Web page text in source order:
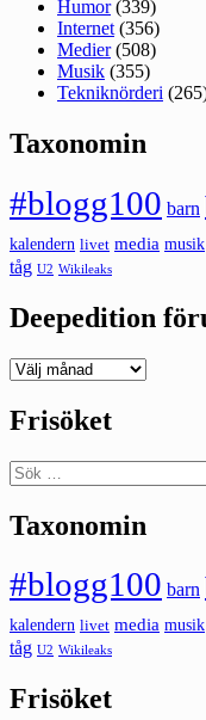
Humor(339)
Internet (356)
Medier(508)
Musik (355)
Tekniknörderi
Taxonomin
#blogg100 barn
kalendern livet media musik
tåg U2 Wikileaks
Deepedition
Deepedition
Frisöket
Sök
efter:
Taxonomin
#blogg100 barn
kalendern livet media musik
tåg U2 Wikileaks
Frisöket